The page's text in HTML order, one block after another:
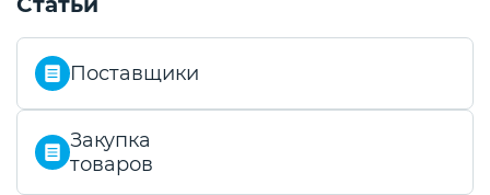
Поставщики
Закупка
товаров